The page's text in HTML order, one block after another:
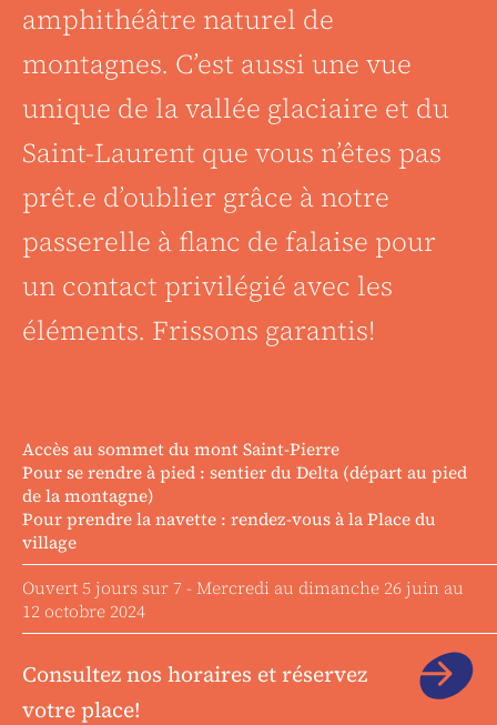
amphithéâtre naturel de
montagnes. C’est aussi une vue
unique de la vallée glaciaire et du
Saint-Laurent que vous n’êtes pas
prêt.e d’oublier grâce à notre
passerelle à flanc de falaise pour
un contact privilégié avec les
éléments. Frissons garantis!
Accès au sommet du mont Saint-Pierre
Pour se rendre à pied : sentier du Delta (départ au pied
de la montagne)
Pour prendre la navette : rendez-vous à la Place du
village
Ouvert 5 jours sur 7 - Mercredi au dimanche 26 juin au
12 octobre 2024
Consultez nos horaires et réservez
votre place!